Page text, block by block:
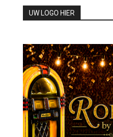
UW LOGO HIER